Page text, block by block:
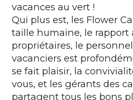
vacances au vert !
Qui plus est, les Flower
taille humaine, le rapport
propriétaires, le
vacanciers est
se fait plaisir, la
vous, et les gérants des
partagent tous les bons